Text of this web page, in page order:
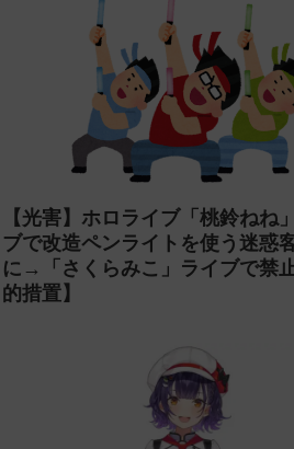
【光害】ホロライブ「桃鈴ねね
ブで改造ペンライトを使う迷惑
に→「さくらみこ」ライブで禁
的措置】